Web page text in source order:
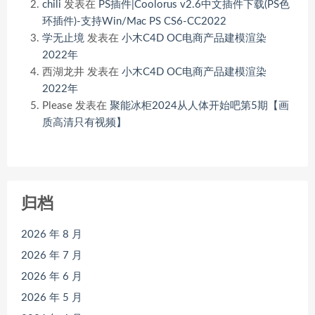
chili 发表在 PS插件|Coolorus v2.6中文插件下载(PS色
环插件)-支持Win/Mac PS CS6-CC2022
学无止境 发表在 小木C4D OC电商产品建模渲染
2022年
西湖龙井 发表在 小木C4D OC电商产品建模渲染
2022年
Please 发表在 聚能冰柜2024从人体开始吧第5期【画
质高清只有视频】
归档
2026 年 8 月
2026 年 7 月
2026 年 6 月
2026 年 5 月